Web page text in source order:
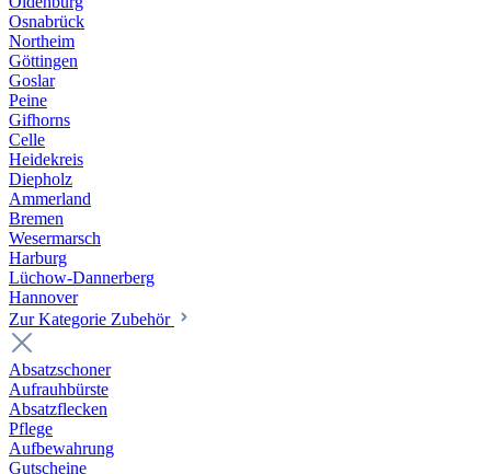
Osnabrück
Northeim
Göttingen
Goslar
Peine
Gifhorns
Celle
Heidekreis
Diepholz
Ammerland
Bremen
Wesermarsch
Harburg
Lüchow-Dannerberg
Hannover
Zur Kategorie Zubehör
Absatzschoner
Aufrauhbürste
Absatzflecken
Pflege
Aufbewahrung
Gutscheine